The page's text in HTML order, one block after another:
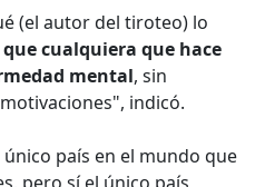
(el autor del tiroteo) lo
cualquiera que hace
mental, sin
indicó.
país en el mundo que